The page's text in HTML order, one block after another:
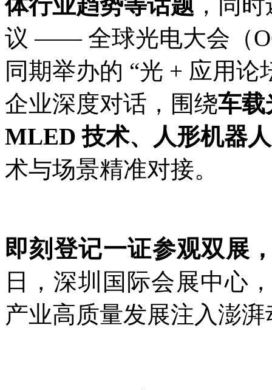
体行业趋势等话题 ，同
议 —— 全球光电大会（
同期举办的 “光 + 应用
企业深度对话，围绕车载
MLED 技术、人形机器人
术与场景精准对接。
即刻登记一证参观双展
日，深圳国际会展中心
产业高质量发展注入澎